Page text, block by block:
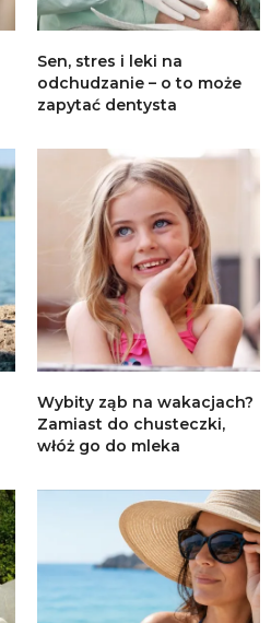
Sen, stres i leki na
odchudzanie – o to może
zapytać dentysta
Wybity ząb na wakacjach?
Zamiast do chusteczki,
włóż go do mleka